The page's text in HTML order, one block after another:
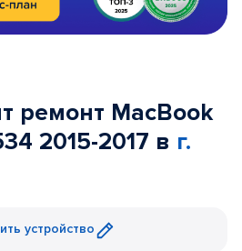
ремонт MacBook
2015-2017 в г.
устройство